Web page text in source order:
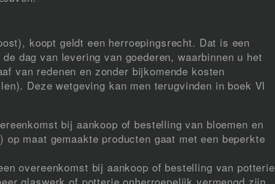
koopt geldt een herroepingsrecht. Dat is een
dag van levering van goederen, waarbinnen u het
van redenen en zonder bijkomende kosten
Deze wetgeving kan men terugvinden in boek VI
bij aankoop of bestelling van bloemen en
maat gemaakte producten gaat met een beperkte
overeenkomst bij aankoop of bestelling van potterie